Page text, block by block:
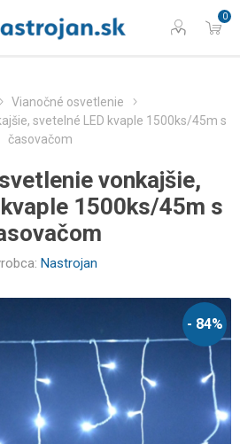
0
Vianočné osvetlenie
svetelné LED kvaple 1500ks/45m s
časovačom
vonkajšie,
1500ks/45m s
Nastrojan
- 84%